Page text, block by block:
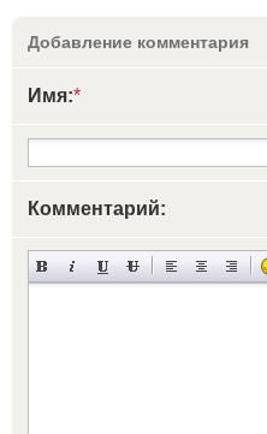
Добавление комментария
Имя:*
Комментарий: